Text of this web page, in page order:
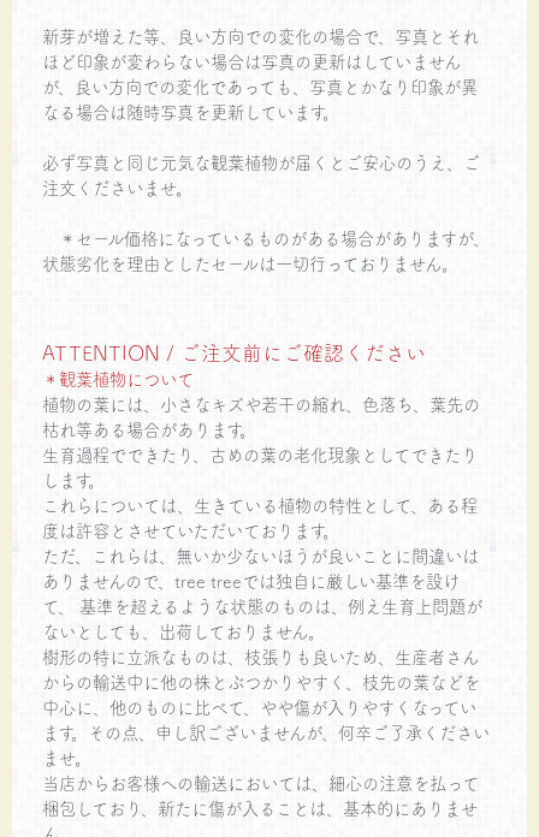
新芽が増えた等、良い方向での変化の場合で、写真とそれ
ほど印象が変わらない場合は写真の更新はしていません
が、良い方向での変化であっても、写真とかなり印象が異
なる場合は随時写真を更新しています。
必ず写真と同じ元気な観葉植物が届くとご安心のうえ、ご
注文くださいませ。
＊セール価格になっているものがある場合がありますが、
状態劣化を理由としたセールは一切行っておりません。
ATTENTION / ご注文前にご確認ください
＊観葉植物について
植物の葉には、小さなキズや若干の縮れ、色落ち、葉先の
枯れ等ある場合があります。
生育過程でできたり、古めの葉の老化現象としてできたり
します。
これらについては、生きている植物の特性として、ある程
度は許容とさせていただいております。
ただ、これらは、無いか少ないほうが良いことに間違いは
ありませんので、tree treeでは独自に厳しい基準を設け
て、 基準を超えるような状態のものは、例え生育上問題が
ないとしても、出荷しておりません。
樹形の特に立派なものは、枝張りも良いため、生産者さん
からの輸送中に他の株とぶつかりやすく、枝先の葉などを
中心に、他のものに比べて、やや傷が入りやすくなってい
ます。その点、申し訳ございませんが、何卒ご了承ください
ませ。
当店からお客様への輸送においては、細心の注意を払って
梱包しており、新たに傷が入ることは、基本的にありませ